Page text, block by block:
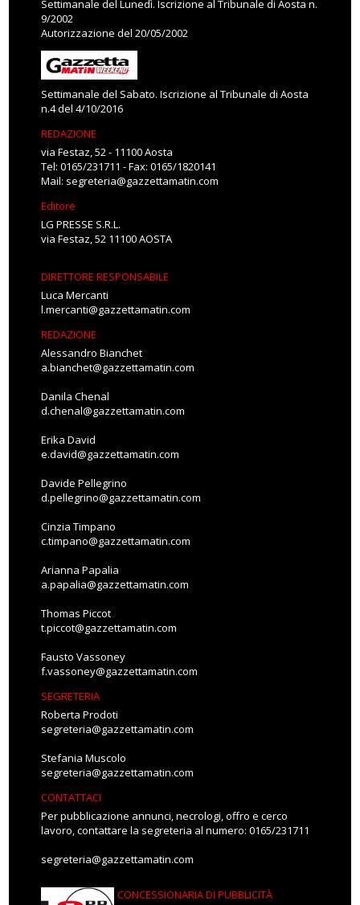
Settimanale del Lunedì. Iscrizione al Tribunale di Aosta n.
9/2002
Autorizzazione del 20/05/2002
Settimanale del Sabato. Iscrizione al Tribunale di Aosta
n.4 del 4/10/2016
REDAZIONE
via Festaz, 52 - 11100 Aosta
Tel: 0165/231711 - Fax: 0165/1820141
Mail: segreteria@gazzettamatin.com
Editore
LG PRESSE S.R.L.
via Festaz, 52 11100 AOSTA
DIRETTORE RESPONSABILE
Luca Mercanti
l.mercanti@gazzettamatin.com
REDAZIONE
Alessandro Bianchet
a.bianchet@gazzettamatin.com
Danila Chenal
d.chenal@gazzettamatin.com
Erika David
e.david@gazzettamatin.com
Davide Pellegrino
d.pellegrino@gazzettamatin.com
Cinzia Timpano
c.timpano@gazzettamatin.com
Arianna Papalia
a.papalia@gazzettamatin.com
Thomas Piccot
t.piccot@gazzettamatin.com
Fausto Vassoney
f.vassoney@gazzettamatin.com
SEGRETERIA
Roberta Prodoti
segreteria@gazzettamatin.com
Stefania Muscolo
segreteria@gazzettamatin.com
CONTATTACI
Per pubblicazione annunci, necrologi, offro e cerco
lavoro, contattare la segreteria al numero: 0165/231711
segreteria@gazzettamatin.com
CONCESSIONARIA DI PUBBLICITÀ